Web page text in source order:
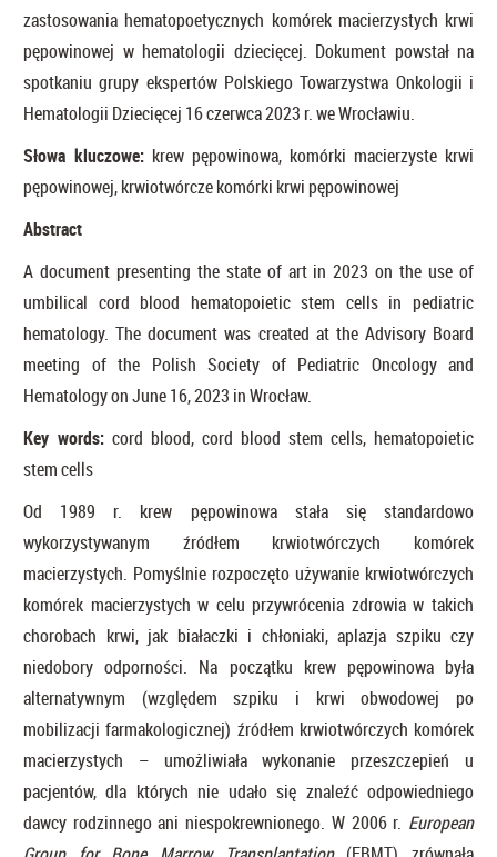
zastosowania hematopoetycznych komórek macierzystych krwi
pępowinowej w hematologii dziecięcej. Dokument powstał na
spotkaniu grupy ekspertów Polskiego Towarzystwa Onkologii i
Hematologii Dziecięcej 16 czerwca 2023 r. we Wrocławiu.
Słowa kluczowe: krew pępowinowa, komórki macierzyste krwi
pępowinowej, krwiotwórcze komórki krwi pępowinowej
Abstract
A document presenting the state of art in 2023 on the use of
umbilical cord blood hematopoietic stem cells in pediatric
hematology. The document was created at the Advisory Board
meeting of the Polish Society of Pediatric Oncology and
Hematology on June 16, 2023 in Wrocław.
Key words: cord blood, cord blood stem cells, hematopoietic
stem cells
Od 1989 r. krew pępowinowa stała się standardowo
wykorzystywanym źródłem krwiotwórczych komórek
macierzystych. Pomyślnie rozpoczęto używanie krwiotwórczych
komórek macierzystych w celu przywrócenia zdrowia w takich
chorobach krwi, jak białaczki i chłoniaki, aplazja szpiku czy
niedobory odporności. Na początku krew pępowinowa była
alternatywnym (względem szpiku i krwi obwodowej po
mobilizacji farmakologicznej) źródłem krwiotwórczych komórek
macierzystych – umożliwiała wykonanie przeszczepień u
pacjentów, dla których nie udało się znaleźć odpowiedniego
dawcy rodzinnego ani niespokrewnionego. W 2006 r. European